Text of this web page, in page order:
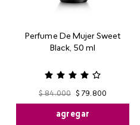
Perfume De Mujer Sweet
Black, 50 ml
$ 84.000 $ 79. 800
agregar